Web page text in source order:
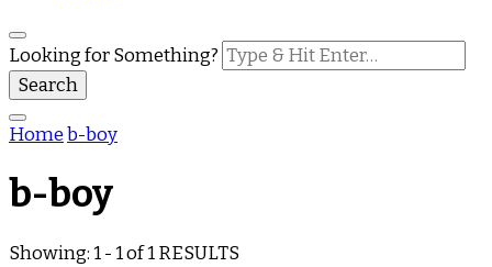
Looking for Something?
Homeb-boy
b-boy
Showing: 1 - 1 of 1 RESULTS